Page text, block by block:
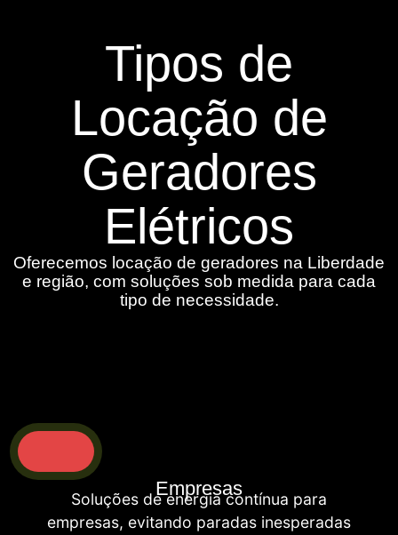
Tipos de
Locação de
Geradores
Elétricos
Oferecemos locação de geradores na Liberdade
e região, com soluções sob medida para cada
tipo de necessidade.
Empresas
Soluções de energia contínua para
empresas, evitando paradas inesperadas